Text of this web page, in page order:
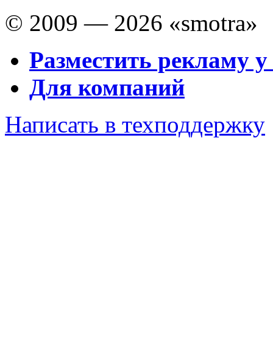
© 2009 — 2026 «smotra»
Разместить рекламу у
Для компаний
Написать в техподдержку